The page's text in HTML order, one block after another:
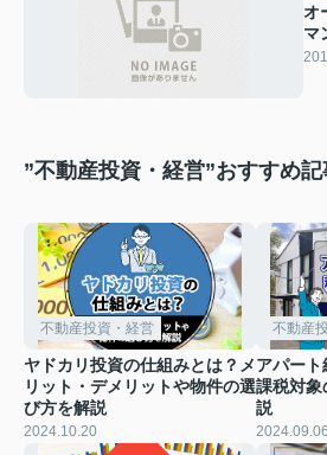
オ
マ
い
”不動産投資・経営”おすすめ記
不動産投資・経営
ヤドカリ投資の仕組みとは？メ
リット・デメリットや物件の選
び方を解説
2024.10.20
不動産
アパート
課税対象
説
2024.09.06